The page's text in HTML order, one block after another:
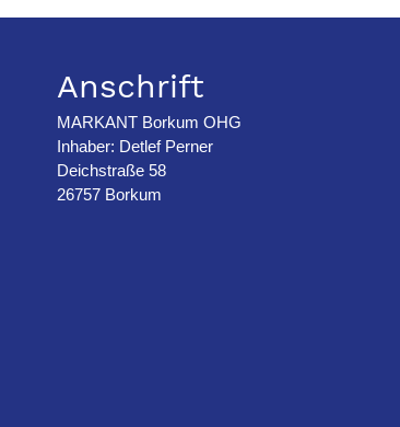
Anschrift
MARKANT Borkum OHG
Inhaber: Detlef Perner
Deichstraße 58
26757 Borkum